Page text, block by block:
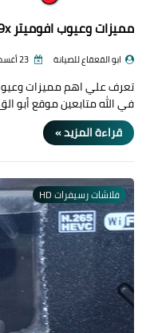
مميزات وعيوب افوميتر ut89x
ابو القعقاع للصيانة
في الله متابعين موقع أبو
قراءة المزيد »
فلاشات رسيفرات HD